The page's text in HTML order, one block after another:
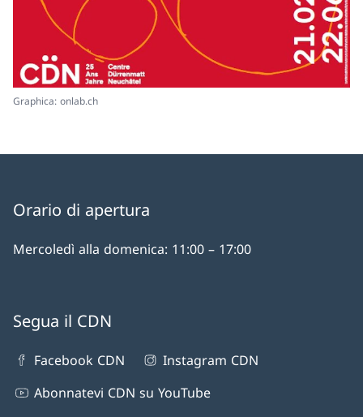
Graphica: onlab.ch
Orario di apertura
Mercoledì alla domenica: 11:00 – 17:00
Segua il CDN
Facebook CDN
Instagram CDN
Abonnatevi CDN su YouTube